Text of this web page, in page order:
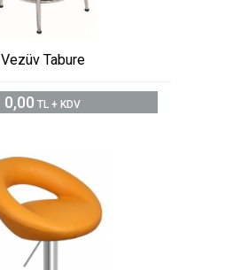
Vezüv Tabure
0,00 TL + KDV